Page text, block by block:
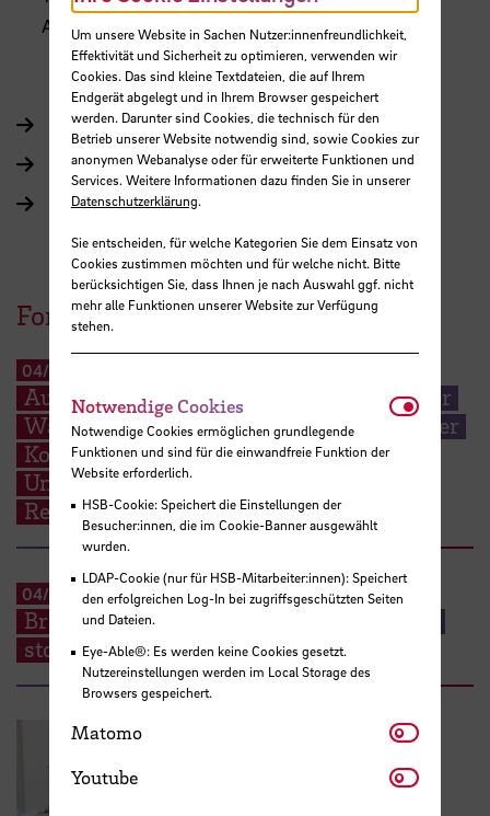
Augsburg. Förderkennzeichen. 0325589B
Fakultät Architektur, Bau und Umwelt
Abteilung Bau und Umwelt
Forschungscluster Region im Wandel
Forschungsprojekte
04/2026
Aufbau, Inbetriebnahme und Betrieb einer
Wasserstofftrocknung mit anschließender
Kompression und Speicherung zur
Untersuchung des Beladungs- und
Regenerationsverhaltens
04/2025-03/2026
Breaking ground for future green energy
storage solutions
Um unsere Website in Sachen Nutzer:innenfreundlichkeit,
Effektivität und Sicherheit zu optimieren, verwenden wir
Cookies. Das sind kleine Textdateien, die auf Ihrem
Endgerät abgelegt und in Ihrem Browser gespeichert
werden. Darunter sind Cookies, die technisch für den
Betrieb unserer Website notwendig sind, sowie Cookies zur
anonymen Webanalyse oder für erweiterte Funktionen und
Services. Weitere Informationen dazu finden Sie in unserer
Datenschutzerklärung.
Sie entscheiden, für welche Kategorien Sie dem Einsatz von
Cookies zustimmen möchten und für welche nicht. Bitte
berücksichtigen Sie, dass Ihnen je nach Auswahl ggf. nicht
mehr alle Funktionen unserer Website zur Verfügung
stehen.
Notwendige Cookies
Notwendige Cookies ermöglichen grundlegende
Funktionen und sind für die einwandfreie Funktion der
Website erforderlich.
HSB-Cookie: Speichert die Einstellungen der
Besucher:innen, die im Cookie-Banner ausgewählt
wurden.
LDAP-Cookie (nur für HSB-Mitarbeiter:innen): Speichert
den erfolgreichen Log-In bei zugriffsgeschützten Seiten
und Dateien.
Eye-Able®: Es werden keine Cookies gesetzt.
Nutzereinstellungen werden im Local Storage des
Browsers gespeichert.
Matomo Matomo
Youtube Youtube